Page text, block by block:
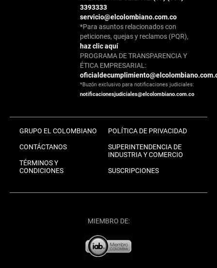
3393333
servicio@elcolombiano.com.co
*Para asuntos relacionados con
peticiones, quejas y reclamos (PQR),
haz clic aquí
PROGRAMA DE TRANSPARENCIA Y
ÉTICA EMPRESARIAL:
*Buzón exclusivo para notificaciones judiciales:
notificacionesjudiciales@elcolombiano.com.co
GRUPO EL COLOMBIANO
CONTÁCTANOS
TÉRMINOS Y
CONDICIONES
POLÍTICA DE PRIVACIDAD
SUPERINTENDENCIA DE
INDUSTRIA Y COMERCIO
SUSCRIPCIONES
MIEMBRO DE: